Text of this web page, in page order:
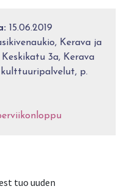
15.06.2019
Kerava ja
3a, Kerava
kulttuuripalvelut, p.
tuo uuden